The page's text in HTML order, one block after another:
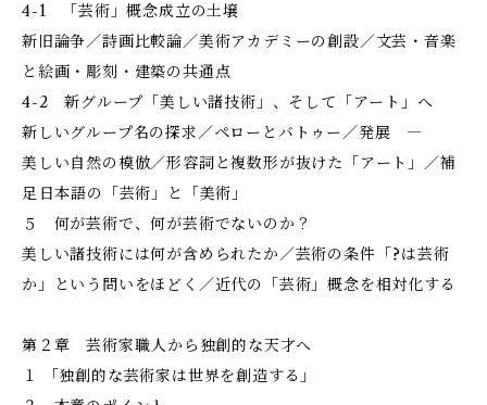
4-1 「芸術」概念成立の土壌
新旧論争／詩画比較論／美術アカデミーの創設／文芸・音楽
と絵画・彫刻・建築の共通点
4-2 新グループ「美しい諸技術」、そして「アート」へ
新しいグループ名の探求／ペローとバトゥー／発展 ―
美しい自然の模倣／形容詞と複数形が抜けた「アート」／補
足――日本語の「芸術」と「美術」
５ 何が芸術で、何が芸術でないのか？
美しい諸技術には何が含められたか／芸術の条件――「?は芸術
か」という問いをほどく／近代の「芸術」概念を相対化する
第２章 芸術家――職人から独創的な天才へ
１ 「独創的な芸術家は世界を創造する」